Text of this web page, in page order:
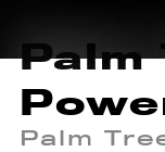
Palm
Palm